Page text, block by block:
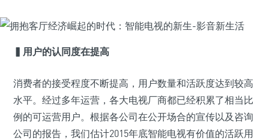
▍ 用户的认同度在提高
消费者的接受程度不断提高，用户数量和活跃度达到较高
水平。经过多年运营，各大电视厂商都已经积累了相当比
例的可运营用户。根据各公司在公开场合的宣传以及咨询
公司的报告，我们估计2015年底智能电视有价值的活跃用